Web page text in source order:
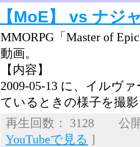
【MoE】 vs ナジ
MMORPG「Master of
動画。
【内容】
2009-05-13 に、イルヴ
ているときの様子を撮
再生回数： 3128 公
YouTubeで見る ]